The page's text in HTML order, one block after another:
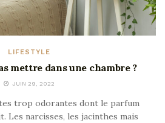
LIFESTYLE
mettre dans une chambre ?
JUIN 29, 2022
trop odorantes dont le parfum
Les narcisses, les jacinthes mais